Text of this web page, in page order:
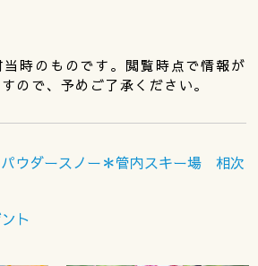
時のものです。閲覧時点で情報が
ので、予めご了承ください。
ウダースノー＊管内スキー場 相次
ト